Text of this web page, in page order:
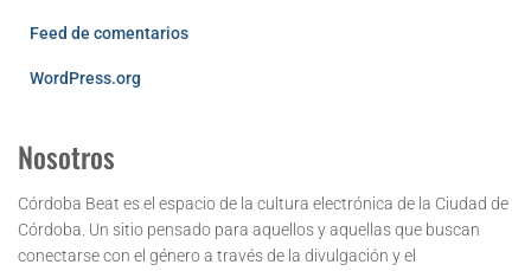
Feed de comentarios
WordPress.org
Nosotros
Córdoba Beat es el espacio de la cultura electrónica de la Ciudad de
Córdoba. Un sitio pensado para aquellos y aquellas que buscan
conectarse con el género a través de la divulgación y el